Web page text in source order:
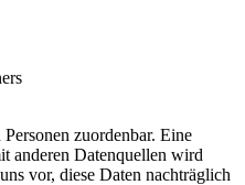
zuordenbar. Eine
anderen Datenquellen wird
vor, diese Daten nachträglich